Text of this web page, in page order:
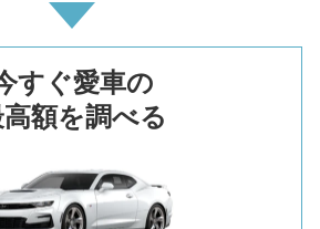
すぐ愛車の
額を調べる